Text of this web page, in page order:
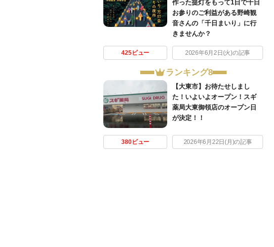
作った提灯をもって1日で千日
お参りのご利益がある野崎観
音さんの「千日まいり」に行
きませんか？
425ビュー 2026年6月2日(火)の記事
ランキング8
【大東市】お待たせしまし
た！いよいよオープン！スギ
薬局大東御領店のオープン日
が決定！！
380ビュー 2026年6月22日(月)の記事